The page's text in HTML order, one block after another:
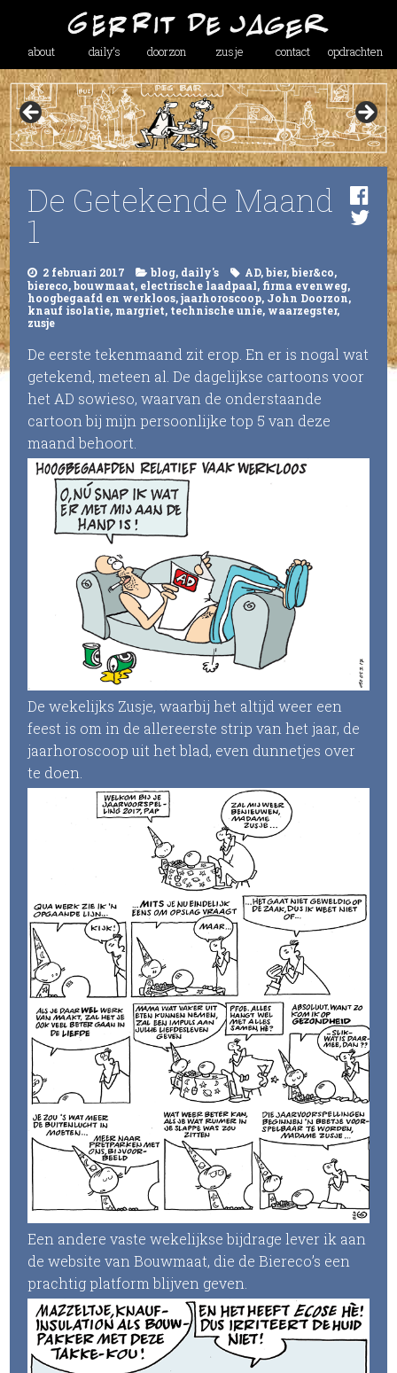
about daily’s doorzon zusje contact opdrachten
De Getekende Maand
1
2 februari 2017 blog, daily's AD,bier,bier&co,
biereco,bouwmaat, electrische laadpaal, firma evenweg,
hoogbegaafd en werkloos,jaarhoroscoop, John Doorzon,
knauf isolatie, margriet, technische unie, waarzegster,
zusje
De eerste tekenmaand zit erop. En er is nogal wat
getekend, meteen al. De dagelijkse cartoons voor
het AD sowieso, waarvan de onderstaande
cartoon bij mijn persoonlijke top 5 van deze
maand behoort.
De wekelijks Zusje, waarbij het altijd weer een
feest is om in de allereerste strip van het jaar, de
jaarhoroscoop uit het blad, even dunnetjes over
te doen.
Een andere vaste wekelijkse bijdrage lever ik aan
de website van Bouwmaat, die de Biereco’s een
prachtig platform blijven geven.